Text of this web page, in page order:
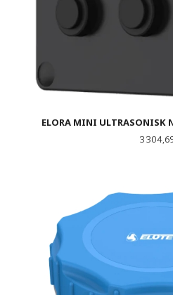
ELORA MINI ULTRASONISK
Pris
3